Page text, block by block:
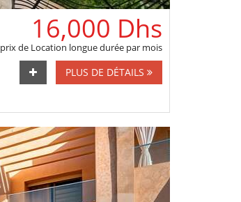
16,000 Dhs
prix de Location longue durée par mois
PLUS DE DÉTAILS